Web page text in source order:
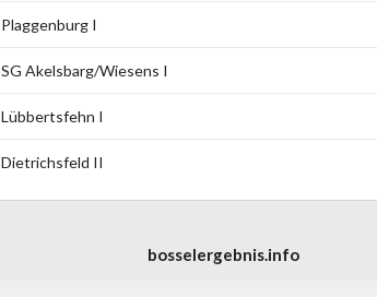
Plaggenburg I
SG Akelsbarg/Wiesens I
Lübbertsfehn I
Dietrichsfeld II
bosselergebnis.info